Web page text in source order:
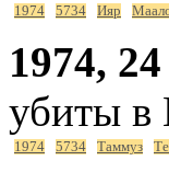
1974 5734 Ияр
1974,
убиты в
1974 5734 Таммуз